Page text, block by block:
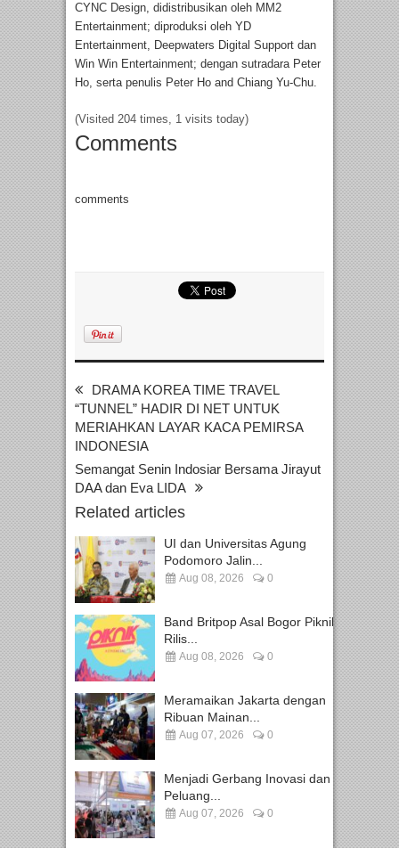
CYNC Design, didistribusikan oleh MM2
Entertainment; diproduksi oleh YD
Entertainment, Deepwaters Digital Support dan
Win Win Entertainment; dengan sutradara Peter
Ho, serta penulis Peter Ho and Chiang Yu-Chu.
(Visited 204 times, 1 visits today)
Comments
comments
DRAMA KOREA TIME TRAVEL
“TUNNEL” HADIR DI NET UNTUK
MERIAHKAN LAYAR KACA PEMIRSA
INDONESIA
Semangat Senin Indosiar Bersama Jirayut
DAA dan Eva LIDA
Related articles
UI dan Universitas Agung
Podomoro Jalin...
Aug 08, 2026 0
Band Britpop Asal Bogor Piknik
Rilis...
Aug 08, 2026 0
Meramaikan Jakarta dengan
Ribuan Mainan...
Aug 07, 2026 0
Menjadi Gerbang Inovasi dan
Peluang...
Aug 07, 2026 0